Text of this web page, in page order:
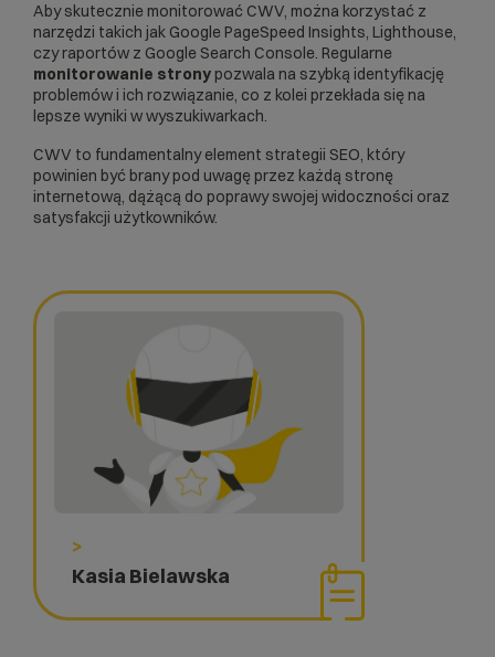
>
Kasia Bielawska
Aby skutecznie monitorować CWV, można korzystać z
narzędzi takich jak Google PageSpeed Insights, Lighthouse,
czy raportów z Google Search Console. Regularne
monitorowanie strony pozwala na szybką identyfikację
problemów i ich rozwiązanie, co z kolei przekłada się na
lepsze wyniki w wyszukiwarkach.
CWV to fundamentalny element strategii SEO, który
powinien być brany pod uwagę przez każdą stronę
internetową, dążącą do poprawy swojej widoczności oraz
satysfakcji użytkowników.